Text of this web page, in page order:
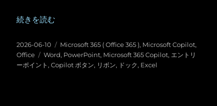
“Copilot in Word , Excel , PowerPoint の Copilot ボタンが
続きを読む
投
稿
日:
2026-06-10
カ
テ
ゴ
Microsoft 365 ( Office 365 ), Microsoft Copilot,
Office
タ
グ
Word, PowerPoint, Microsoft 365 Copilot, エントリ
ーポイント ,Copilot ボタン, リボン, ドック, Excel